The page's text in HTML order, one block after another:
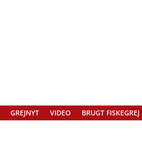
GREJNYT VIDEO BRUGT FISKEGREJ